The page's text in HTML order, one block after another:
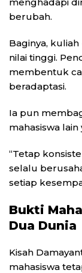
berubah.
Baginya,
nilai tinggi.
membentuk
beradaptasi.
Ia pun
mahasiswa
“Tetap
selalu
setiap
Bukti
Dua Dunia
Kisah
mahasiswa